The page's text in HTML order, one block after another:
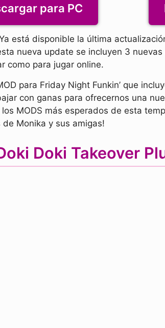
para PC
está disponible la última
nueva update se incluyen 3
como para jugar online.
para Friday Night Funkin’ que
con ganas para ofrecernos una
MODS más esperados de esta
Monika y sus amigas!
Doki Takeover